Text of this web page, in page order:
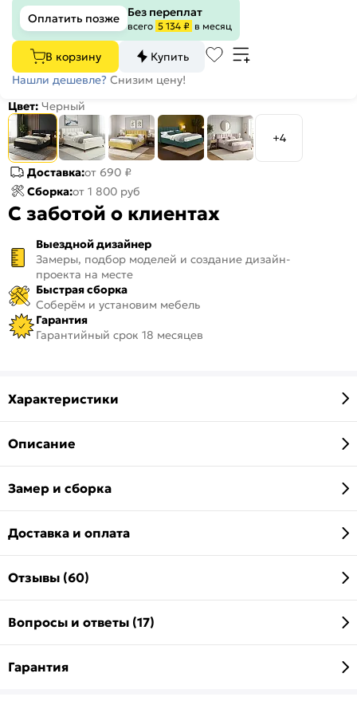
Оплатить позже
Без переплат
всего 5 134 ₽ в месяц
В корзину
Купить
Нашли дешевле? Снизим цену!
Цвет: Черный
+4
Доставка:от 690 ₽
Сборка:от 1 800 руб
С заботой о клиентах
Выездной дизайнер
Замеры, подбор моделей и создание дизайн-
проекта на месте
Быстрая сборка
Соберём и установим мебель
Гарантия
Гарантийный срок 18 месяцев
Характеристики
Описание
Замер и сборка
Доставка и оплата
Отзывы (60)
Вопросы и ответы (17)
Гарантия